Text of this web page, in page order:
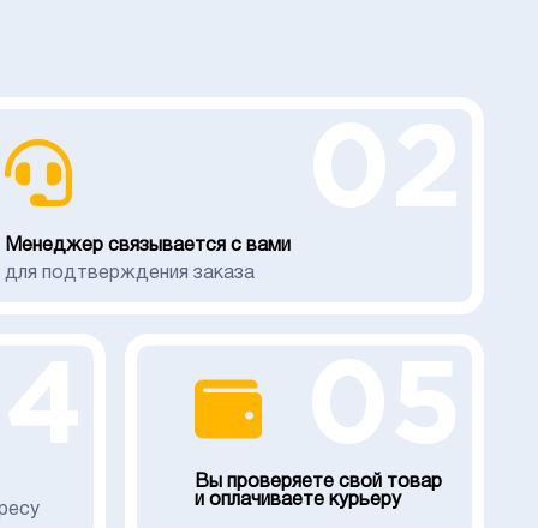
Менеджер связывается с вами
для подтверждения заказа
Вы проверяете свой товар
и оплачиваете курьеру